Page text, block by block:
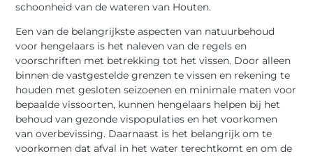
schoonheid van de wateren van Houten.
Een van de belangrijkste aspecten van natuurbehoud
voor hengelaars is het naleven van de regels en
voorschriften met betrekking tot het vissen. Door alleen
binnen de vastgestelde grenzen te vissen en rekening te
houden met gesloten seizoenen en minimale maten voor
bepaalde vissoorten, kunnen hengelaars helpen bij het
behoud van gezonde vispopulaties en het voorkomen
van overbevissing. Daarnaast is het belangrijk om te
voorkomen dat afval in het water terechtkomt en om de